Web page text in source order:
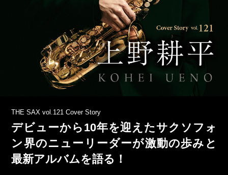
THE SAX vol.121 Cover Story
デビューから10年を迎えたサクソフォ
ン界のニューリーダーが激動の歩みと
最新アルバムを語る！